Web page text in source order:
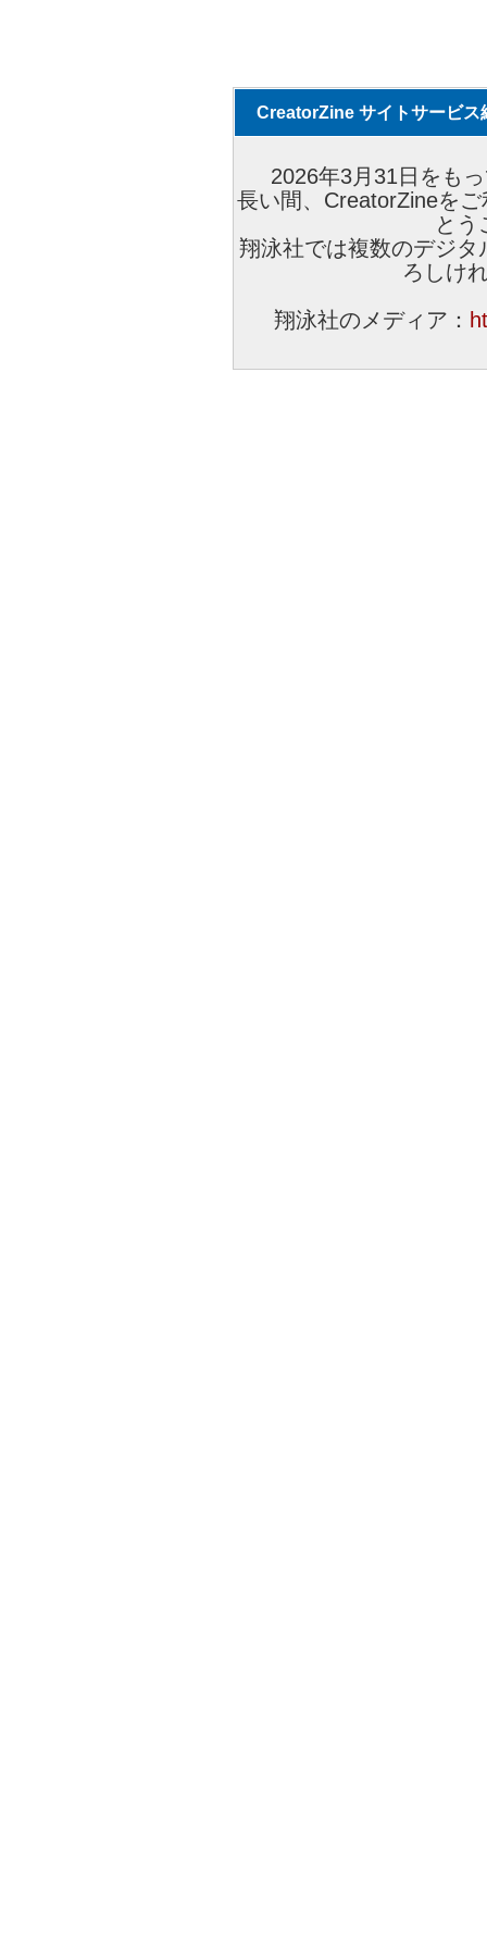
CreatorZine サイトサービス
2026年3月31日をも
長い間、CreatorZineを
とう
翔泳社では複数のデジ
ろしけ
翔泳社のメディア：